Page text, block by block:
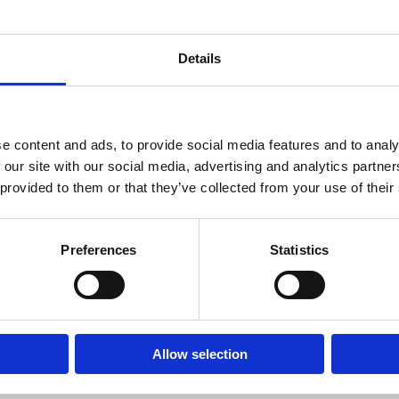
Details
content and ads, to provide social media features and to
site with our social media, advertising and analytics
to them or that they’ve collected from your use of
Preferences Statistics
Allow selection
maar tegenwoordig geven ze de voorkeur aan
via Amazon, eBay, Shopify en online beroemdheden die via
van professionele nagelproducten in China, streeft ernaar onze klanten
het builder gel in een flesje, omdat we verschillende kleuren en effecten
u weten of gel of acryl beter is voor uw klanten?